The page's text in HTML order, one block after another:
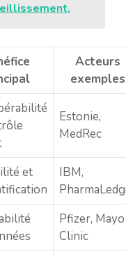
Acteurs
exemples
Estonie,
MedRec
et
IBM,
Pfizer, Mayo
Clinic